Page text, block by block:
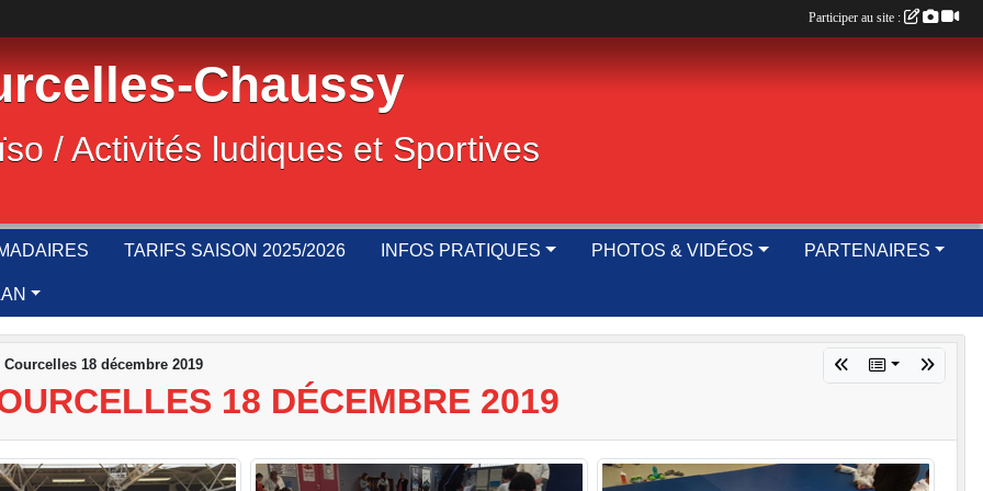
Chaussy
/ Activités ludiques et Sportives
TARIFS SAISON 2025/2026 INFOS PRATIQUES PHOTOS & VIDÉOS PARTENAIRES
18 décembre 2019
18 DÉCEMBRE 2019
Participer au site :